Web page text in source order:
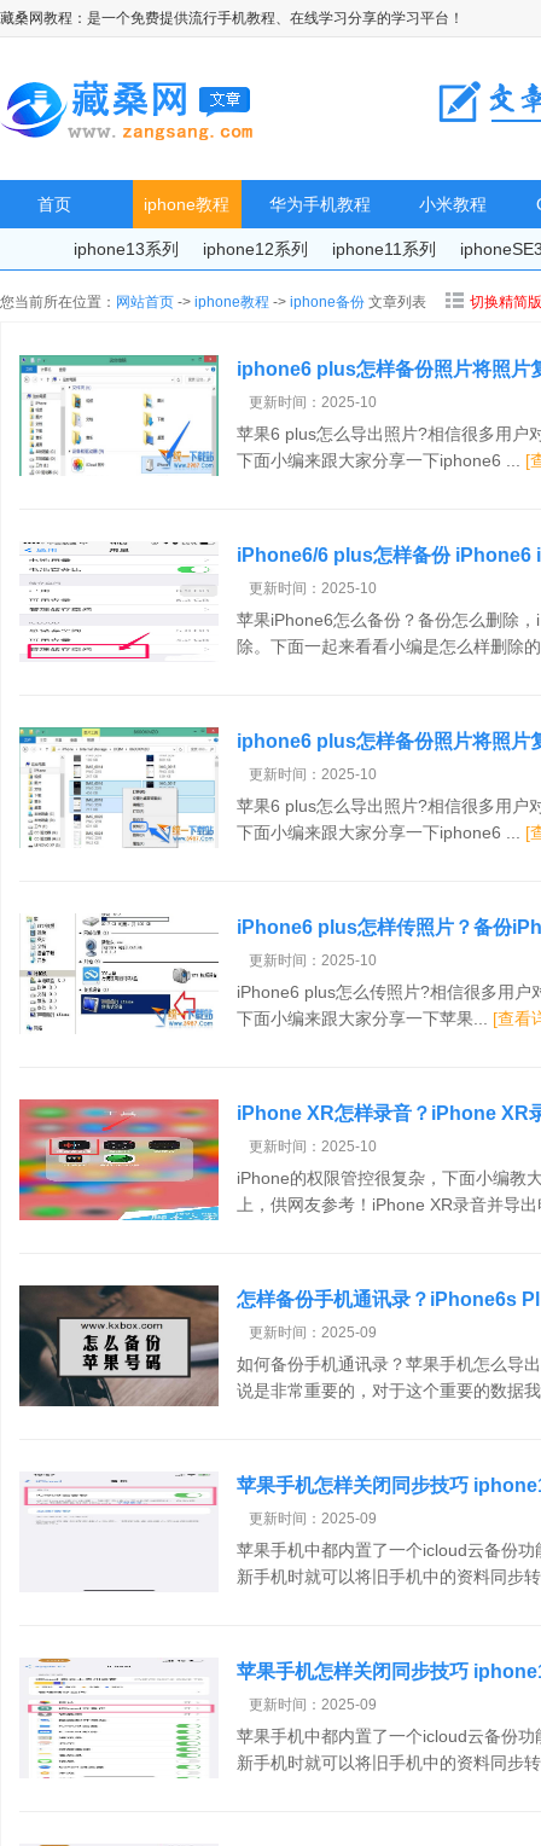
藏桑网教程：是一个免费提供流行手机教程、在线学习分享的学习平台！
首页 iphone教程 华为手机教程 小米教程
iphone13系列 iphone12系列 iphone11系列
您当前所在位置： 网站首页 -> iphone教程 -> iphone备份 文章列表 切换精简
iphone6 plus怎样备份照片将照片
更新时间：2025-10
苹果6 plus怎么导出照片?相信很多用户
下面小编来跟大家分享一下iphone6 ... [
iPhone6/6 plus怎样备份 iPhone6
更新时间：2025-10
苹果iPhone6怎么备份？备份怎么删除
除。下面一起来看看小编是怎么样删除
iphone6 plus怎样备份照片将照片
更新时间：2025-10
苹果6 plus怎么导出照片?相信很多用户
下面小编来跟大家分享一下iphone6 ... [
iPhone6 plus怎样传照片？备份
更新时间：2025-10
iPhone6 plus怎么传照片?相信很多用
下面小编来跟大家分享一下苹果... [查看
iPhone XR怎样录音？iPhone XR
更新时间：2025-10
iPhone的权限管控很复杂，下面小编教
上，供网友参考！iPhone XR录音并导
怎样备份手机通讯录？iPhone6s
更新时间：2025-09
如何备份手机通讯录？苹果手机怎么导
说是非常重要的，对于这个重要的数据
苹果手机怎样关闭同步技巧
更新时间：2025-09
苹果手机中都内置了一个icloud云备份
新手机时就可以将旧手机中的资料同步
苹果手机怎样关闭同步技巧
更新时间：2025-09
苹果手机中都内置了一个icloud云备份
新手机时就可以将旧手机中的资料同步